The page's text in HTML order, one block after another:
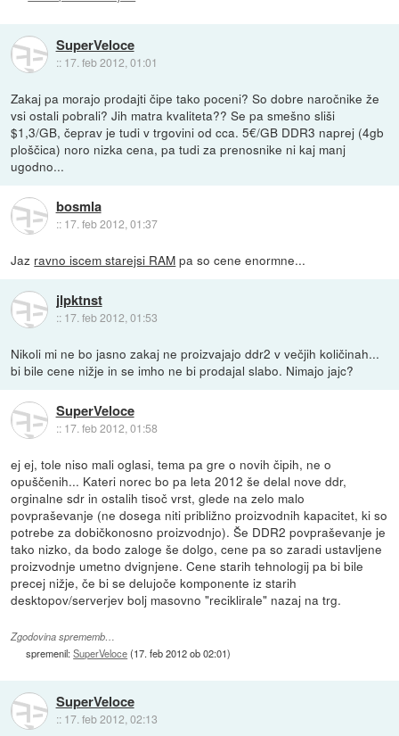
SuperVeloce
:: 17. feb 2012, 01:01
Zakaj pa morajo prodajti čipe tako poceni? So dobre naročnike že
vsi ostali pobrali? Jih matra kvaliteta?? Se pa smešno sliši
$1,3/GB, čeprav je tudi v trgovini od cca. 5€/GB DDR3 naprej (4gb
ploščica) noro nizka cena, pa tudi za prenosnike ni kaj manj
ugodno...
bosmla
:: 17. feb 2012, 01:37
Jaz ravno iscem starejsi RAM pa so cene enormne...
jlpktnst
:: 17. feb 2012, 01:53
Nikoli mi ne bo jasno zakaj ne proizvajajo ddr2 v večjih količinah...
bi bile cene nižje in se imho ne bi prodajal slabo. Nimajo jajc?
SuperVeloce
:: 17. feb 2012, 01:58
ej ej, tole niso mali oglasi, tema pa gre o novih čipih, ne o
opuščenih... Kateri norec bo pa leta 2012 še delal nove ddr,
orginalne sdr in ostalih tisoč vrst, glede na zelo malo
povpraševanje (ne dosega niti približno proizvodnih kapacitet, ki so
potrebe za dobičkonosno proizvodnjo). Še DDR2 povpraševanje je
tako nizko, da bodo zaloge še dolgo, cene pa so zaradi ustavljene
proizvodnje umetno dvignjene. Cene starih tehnologij pa bi bile
precej nižje, če bi se delujoče komponente iz starih
desktopov/serverjev bolj masovno "reciklirale" nazaj na trg.
Zgodovina sprememb…
spremenil:SuperVeloce(17. feb 2012 ob 02:01)
SuperVeloce
:: 17. feb 2012, 02:13